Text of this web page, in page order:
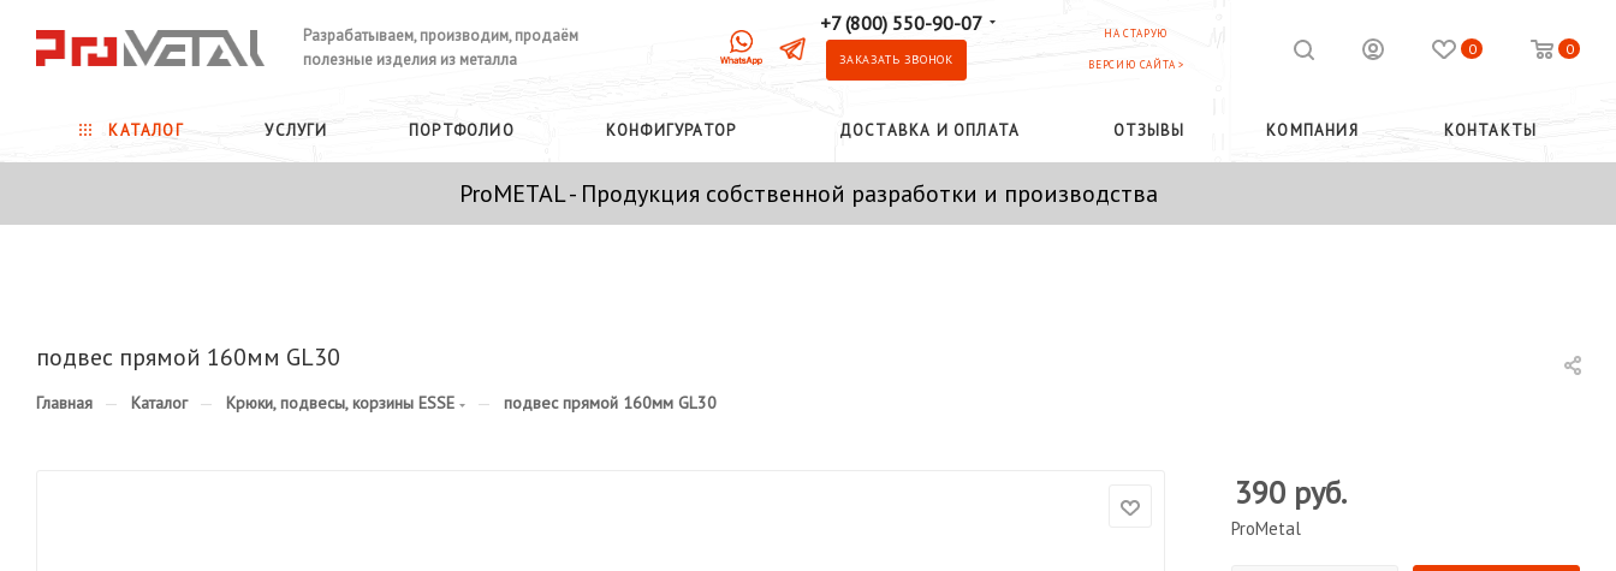
Разрабатываем, производим, продаём
полезные изделия из металла
+7 (800) 550-90-07
ЗАКАЗАТЬ ЗВОНОК
НА СТАРУЮ
ВЕРСИЮ САЙТА >
0 0
КАТАЛОГ УСЛУГИ ПОРТФОЛИО КОНФИГУРАТОР ДОСТАВКА И ОПЛАТА ОТЗЫВЫ КОМПАНИЯ КОНТАКТЫ
ProMETAL - Продукция собственной разработки и производства
подвес прямой 160мм GL30
Главная — Каталог — Крюки, подвесы, корзины ESSE — подвес прямой 160мм GL30
390 руб.
ProMetal